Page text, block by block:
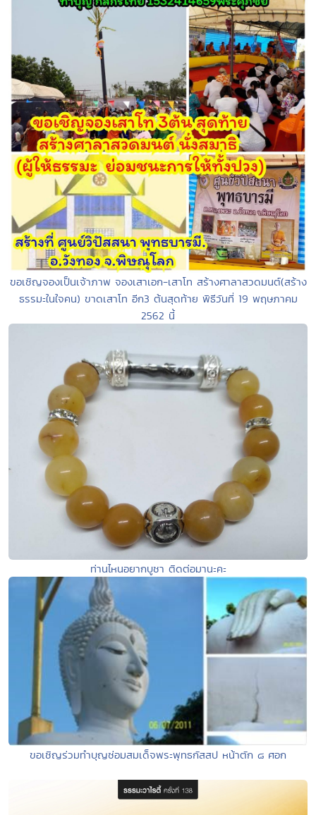
ขอเชิญจองเป็นเจ้าภาพ จองเสาเอก-เสาโท สร้างศาลาสวดมนต์(สร้าง
ธรรมะในใจคน) ขาดเสาโท อีก3 ต้นสุดท้าย พิธีวันที่ 19 พฤษภาคม
2562 นี้
ท่านไหนอยากบูชา ติดต่อมานะคะ
ขอเชิญร่วมทำบุญซ่อมสมเด็จพระพุทธกัสสป หน้าตัก ๘ ศอก